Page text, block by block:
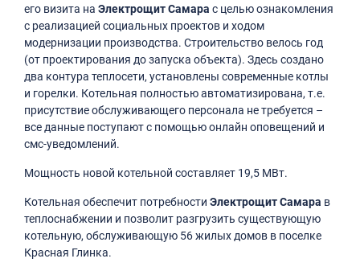
его визита на Электрощит Самара с целью ознакомления
с реализацией социальных проектов и ходом
модернизации производства. Строительство велось год
(от проектирования до запуска объекта). Здесь создано
два контура теплосети, установлены современные котлы
и горелки. Котельная полностью автоматизирована, т.е.
присутствие обслуживающего персонала не требуется –
все данные поступают с помощью онлайн оповещений и
смс-уведомлений.
Мощность новой котельной составляет 19,5 МВт.
Котельная обеспечит потребности Электрощит Самара в
теплоснабжении и позволит разгрузить существующую
котельную, обслуживающую 56 жилых домов в поселке
Красная Глинка.